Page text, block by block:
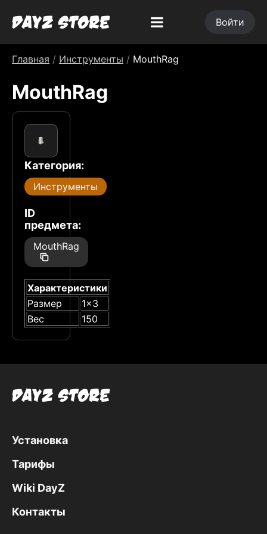
Войти
Главная / Инструменты / MouthRag
MouthRag
Категория:
Инструменты
ID
предмета:
MouthRag
Характеристики
Размер
1x3
Вес
150
Установка
Тарифы
Wiki DayZ
Контакты